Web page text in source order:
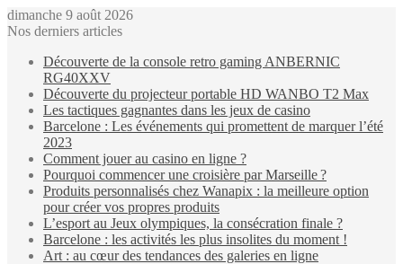
dimanche 9 août 2026
Nos derniers articles
Découverte de la console retro gaming ANBERNIC
RG40XXV
Découverte du projecteur portable HD WANBO T2 Max
Les tactiques gagnantes dans les jeux de casino
Barcelone : Les événements qui promettent de marquer l’été
2023
Comment jouer au casino en ligne ?
Pourquoi commencer une croisière par Marseille ?
Produits personnalisés chez Wanapix : la meilleure option
pour créer vos propres produits
L’esport au Jeux olympiques, la consécration finale ?
Barcelone : les activités les plus insolites du moment !
Art : au cœur des tendances des galeries en ligne